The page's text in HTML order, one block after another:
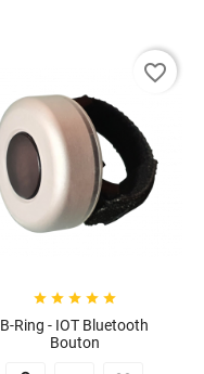
    
B-Ring - IOT Bluetooth
Bouton
favorite_border